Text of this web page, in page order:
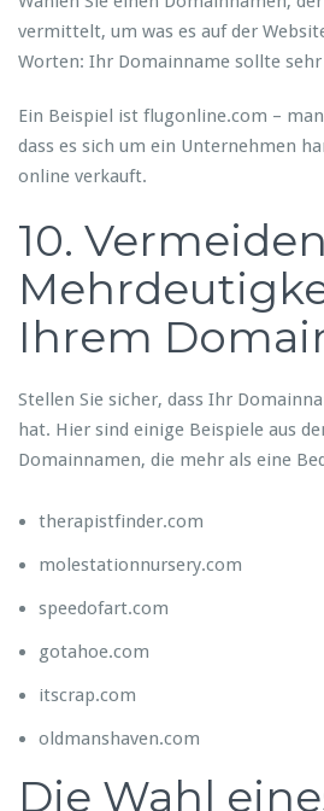
vermittelt, um was es auf der
Worten: Ihr Domainname sollte
Ein Beispiel ist flugonline.com –
dass es sich um ein Unternehmen
online verkauft.
10.
Ihrem
Stellen Sie sicher, dass Ihr
hat. Hier sind einige Beispiele aus
Domainnamen, die mehr als eine
therapistfinder.com
molestationnursery.com
speedofart.com
gotahoe.com
itscrap.com
oldmanshaven.com
Die Wahl